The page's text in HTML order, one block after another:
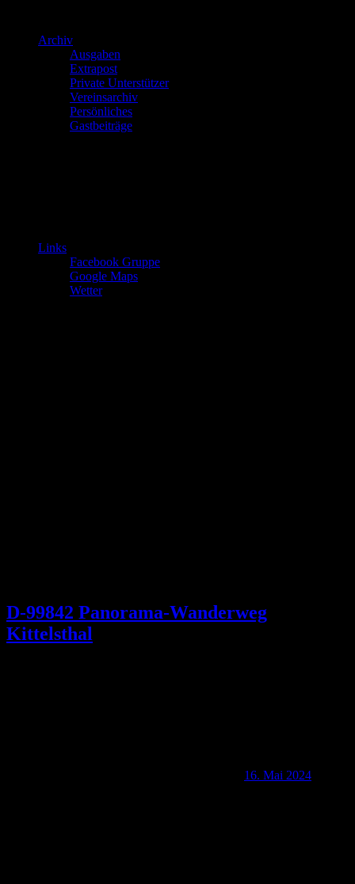
Archiv
Ausgaben
Extrapost
Private Unterstützer
Vereinsarchiv
Persönliches
Gastbeiträge
Links
Facebook Gruppe
Google Maps
Wetter
D-99842 Panorama-Wanderweg
Kittelsthal
16. Mai 2024